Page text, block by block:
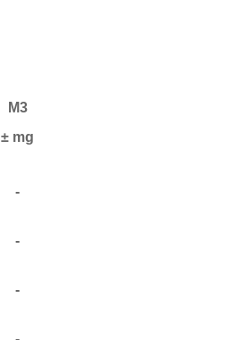
M3
± mg
-
-
-